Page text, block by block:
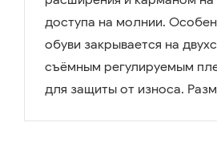
доступа на молнии.
обуви закрывается на
съёмным регулируемым
для защиты от износа.